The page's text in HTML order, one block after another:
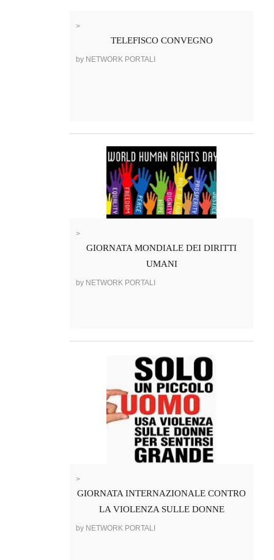
>
TELEFISCO CONVEGNO
by NETWORK PORTALI
>
GIORNATA MONDIALE DEI DIRITTI
UMANI
by NETWORK PORTALI
>
GIORNATA INTERNAZIONALE CONTRO
LA VIOLENZA SULLE DONNE
by NETWORK PORTALI